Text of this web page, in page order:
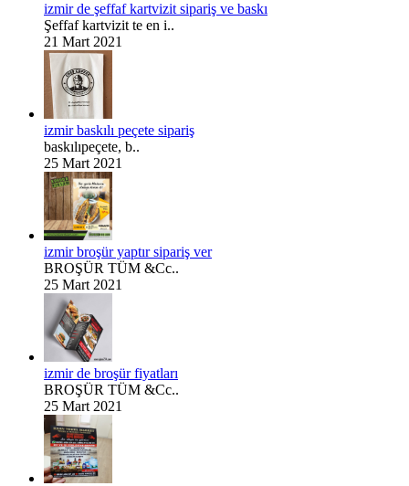
izmir de şeffaf kartvizit sipariş ve baskı
Şeffaf kartvizit te en i..
21 Mart 2021
izmir baskılı peçete sipariş
baskılıpeçete, b..
25 Mart 2021
izmir broşür yaptır sipariş ver
BROŞÜR TÜM &Cc..
25 Mart 2021
izmir de broşür fiyatları
BROŞÜR TÜM &Cc..
25 Mart 2021